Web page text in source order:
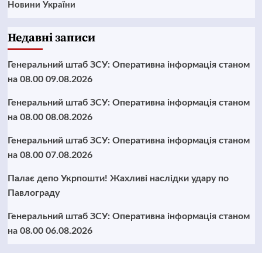
Новини України
Недавні записи
Генеральний штаб ЗСУ: Оперативна інформація станом
на 08.00 09.08.2026
Генеральний штаб ЗСУ: Оперативна інформація станом
на 08.00 08.08.2026
Генеральний штаб ЗСУ: Оперативна інформація станом
на 08.00 07.08.2026
Палає депо Укрпошти! Жахливі наслідки удару по
Павлограду
Генеральний штаб ЗСУ: Оперативна інформація станом
на 08.00 06.08.2026